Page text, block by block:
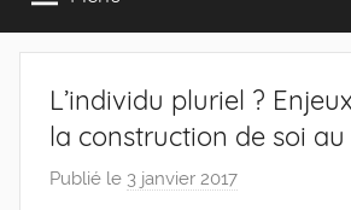
Pour
la
Sociologie
l'Entreprise
L’individu pluriel ?
la construction de soi
Publié le 3 janvier 2017